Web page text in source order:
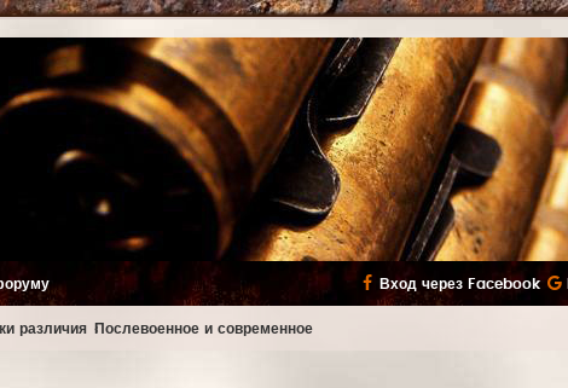
Вход через Facebook
различия Послевоенное и современное